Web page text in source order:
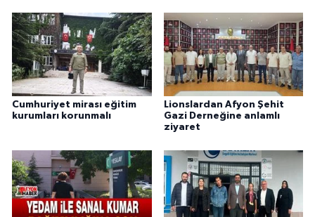
Cumhuriyet mirası eğitim
kurumları korunmalı
Lionslardan Afyon Şehit
Gazi Derneğine anlamlı
ziyaret